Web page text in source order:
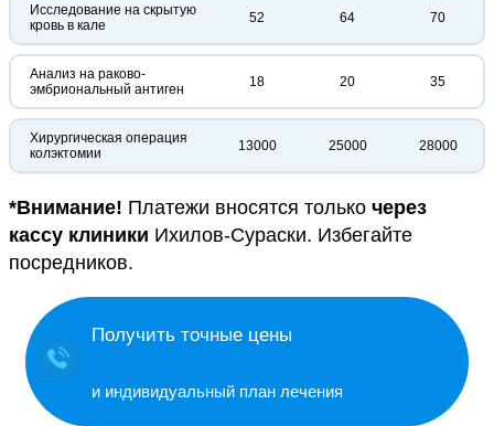
Исследование на скрытую
кровь в кале
52 64 70
Анализ на раково-
эмбриональный антиген
18 20 35
Хирургическая операция
колэктомии
13000 25000 28000
*Внимание! Платежи вносятся только через
кассу клиники Ихилов-Сураски. Избегайте
посредников.
Получить точные цены
и индивидуальный план лечения